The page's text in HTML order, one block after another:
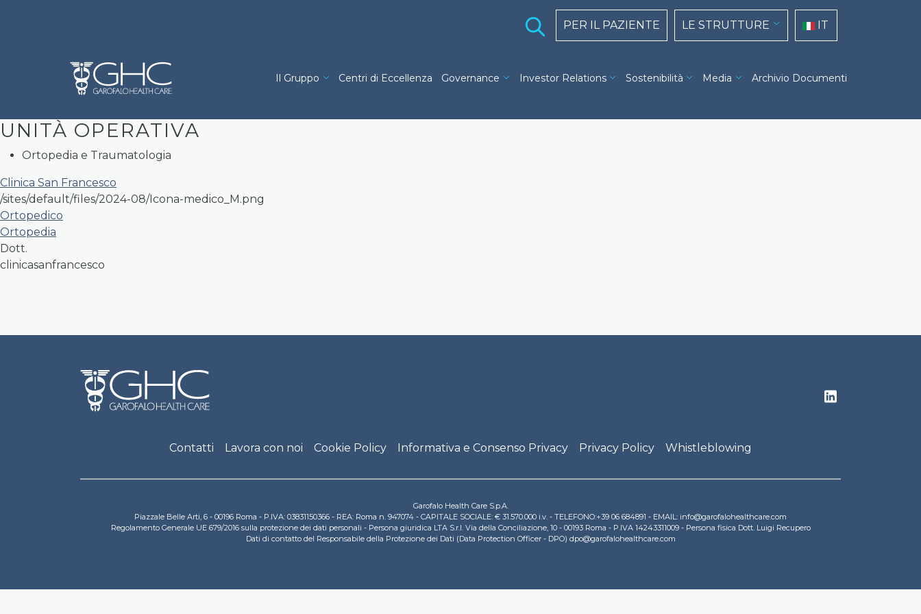
Holding top navigation
PER IL PAZIENTE LE STRUTTURE IT
Il Gruppo Centri di Eccellenza Governance Investor Relations Sostenibilità Media Archivio Documenti
ghc.contentilGio 22/08/2024 - 15:04
UNITÀ OPERATIVA
Ortopedia e Traumatologia
Clinica San Francesco
/sites/default/files/2024-08/Icona-medico_M.png
Ortopedico
Ortopedia
Dott.
clinicasanfrancesco
Contatti Lavora con noi Cookie Policy Informativa e Consenso Privacy Privacy Policy Whistleblowing
Garofalo Health Care S.p.A.
Piazzale Belle Arti, 6 - 00196 Roma - P.IVA: 03831150366 - REA: Roma n. 947074 - CAPITALE SOCIALE: € 31.570.000 i.v. - TELEFONO:+39 06 684891 - EMAIL: info@garofalohealthcare.com
Regolamento Generale UE 679/2016 sulla protezione dei dati personali - Persona giuridica LTA S.r.l. Via della Conciliazione, 10 - 00193 Roma - P.IVA 14243311009 - Persona fisica Dott. Luigi Recupero
Dati di contatto del Responsabile della Protezione dei Dati (Data Protection Officer - DPO) dpo@garofalohealthcare.com